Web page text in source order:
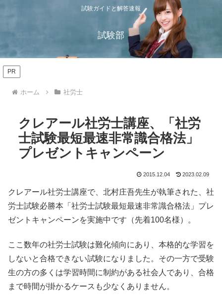
試験ガイドと解答速報
試験部
PR
ホーム 社労士
クレアール社労士講座、「社労
士試験最短最速非常識合格法」
プレゼントキャンペーン
2015.12.04 2023.02.09
クレアール社労士講座で、北村庄吾先生が執筆された、社
労士試験必勝本「社労士試験最短最速非常識合格法」プレ
ゼントキャンペーンを実施中です（先着100名様）。
ここ数年の社労士試験は難化傾向にあり、本格的な学習を
しないと合格できない試験になりました。その一方で受験
生の方の多くは学習時間に制約がある社会人であり、合格
まで時間が掛かるケースも少なくありません。